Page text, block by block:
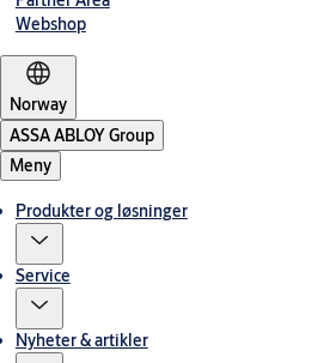
Webshop
Norway
ASSA ABLOY Group
Meny
Produkter og løsninger
Service
Nyheter & artikler